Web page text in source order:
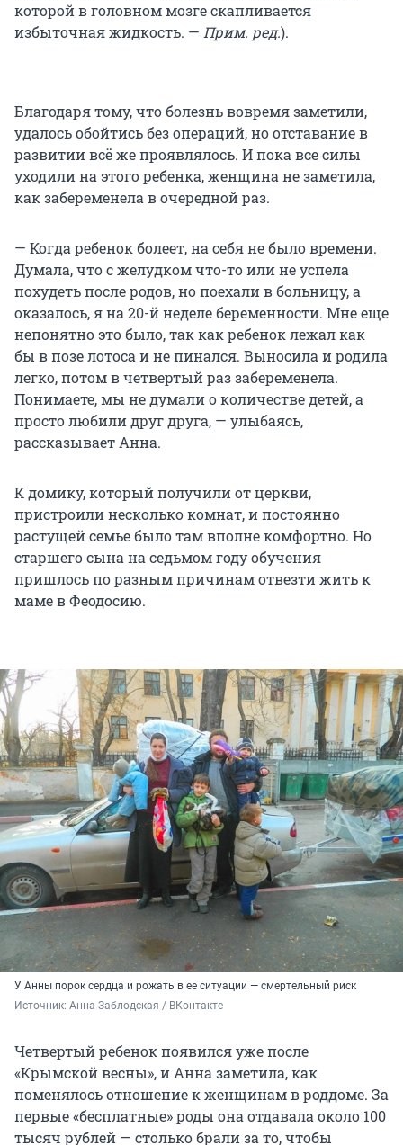
которой в головном мозге скапливается
избыточная жидкость. — Прим. ред.).
Благодаря тому, что болезнь вовремя заметили,
удалось обойтись без операций, но отставание в
развитии всё же проявлялось. И пока все силы
уходили на этого ребенка, женщина не заметила,
как забеременела в очередной раз.
— Когда ребенок болеет, на себя не было времени.
Думала, что с желудком что-то или не успела
похудеть после родов, но поехали в больницу, а
оказалось, я на 20-й неделе беременности. Мне еще
непонятно это было, так как ребенок лежал как
бы в позе лотоса и не пинался. Выносила и родила
легко, потом в четвертый раз забеременела.
Понимаете, мы не думали о количестве детей, а
просто любили друг друга, — улыбаясь,
рассказывает Анна.
К домику, который получили от церкви,
пристроили несколько комнат, и постоянно
растущей семье было там вполне комфортно. Но
старшего сына на седьмом году обучения
пришлось по разным причинам отвезти жить к
маме в Феодосию.
У Анны порок сердца и рожать в ее ситуации — смертельный риск
Источник: Анна Заблодская / ВКонтакте
Четвертый ребенок появился уже после
«Крымской весны», и Анна заметила, как
поменялось отношение к женщинам в роддоме. За
первые «бесплатные» роды она отдавала около 100
тысяч рублей — столько брали за то, чтобы